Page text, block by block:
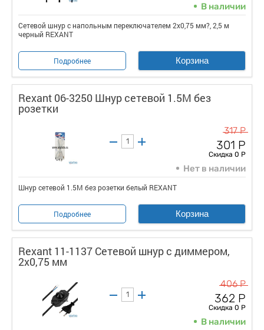
В наличии
Сетевой шнур с напольным переключателем 2х0,75 мм?, 2,5 м
черный REXANT
Подробнее Корзина
Rexant 06-3250 Шнур сетевой 1.5М без
розетки
317 Р
301 Р
Скидка 0 Р
Нет в наличии
Шнур сетевой 1.5М без розетки белый REXANT
Подробнее Корзина
Rexant 11-1137 Сетевой шнур с диммером,
2х0,75 мм
406 Р
362 Р
Скидка 0 Р
В наличии